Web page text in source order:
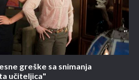
greške sa snimanja
učiteljica"